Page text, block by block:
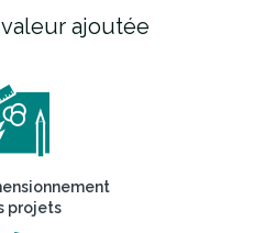
ajoutée
projets